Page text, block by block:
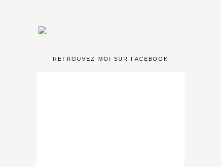
RETROUVEZ-MOI SUR FACEBOOK